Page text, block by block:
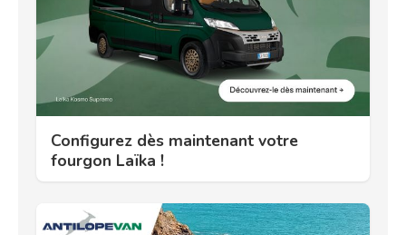
Configurez dès maintenant votre
fourgon Laïka !